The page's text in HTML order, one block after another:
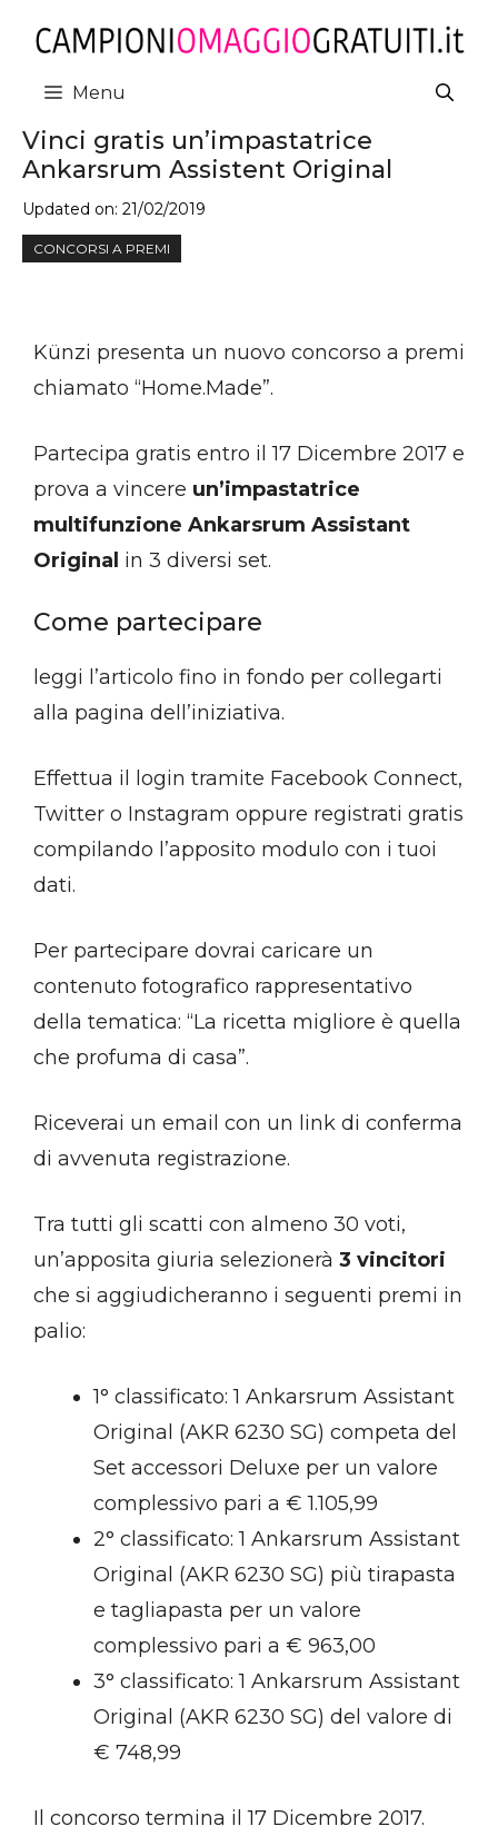
contenuto
Menu
Vinci gratis un’impastatrice
Ankarsrum Assistent Original
Updated on: 21/02/2019
CONCORSI A PREMI
Künzi presenta un nuovo concorso a premi
chiamato “Home.Made”.
Partecipa gratis entro il 17 Dicembre 2017 e
prova a vincere un’impastatrice
multifunzione Ankarsrum Assistant
Original in 3 diversi set.
Come partecipare
leggi l’articolo fino in fondo per collegarti
alla pagina dell’iniziativa.
Effettua il login tramite Facebook Connect,
Twitter o Instagram oppure registrati gratis
compilando l’apposito modulo con i tuoi
dati.
Per partecipare dovrai caricare un
contenuto fotografico rappresentativo
della tematica: “La ricetta migliore è quella
che profuma di casa”.
Riceverai un email con un link di conferma
di avvenuta registrazione.
Tra tutti gli scatti con almeno 30 voti,
un’apposita giuria selezionerà 3 vincitori
che si aggiudicheranno i seguenti premi in
palio:
1° classificato: 1 Ankarsrum Assistant
Original (AKR 6230 SG) competa del
Set accessori Deluxe per un valore
complessivo pari a € 1.105,99
2° classificato: 1 Ankarsrum Assistant
Original (AKR 6230 SG) più tirapasta
e tagliapasta per un valore
complessivo pari a € 963,00
3° classificato: 1 Ankarsrum Assistant
Original (AKR 6230 SG) del valore di
€ 748,99
Il concorso termina il 17 Dicembre 2017.